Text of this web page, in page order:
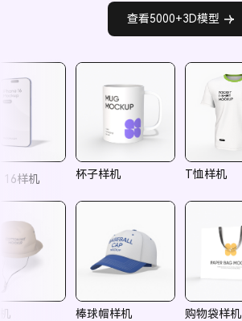
查看5000+3D模型
16样机 杯子样机 T恤样机
棒球帽样机 购物袋样机